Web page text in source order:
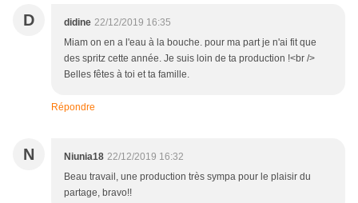
D didine 22/12/2019 16:35
Miam on en a l'eau à la bouche. pour ma part je n'ai fit que
des spritz cette année. Je suis loin de ta production !<br />
Belles fêtes à toi et ta famille.
Répondre
N Niunia18 22/12/2019 16:32
Beau travail, une production très sympa pour le plaisir du
partage, bravo!!